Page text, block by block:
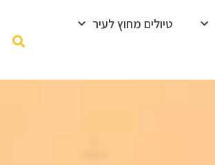
טיולים מחוץ לעיר